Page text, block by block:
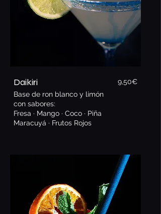
Daikiri 9,50€
Base de ron blanco y limón
con sabores:
Fresa · Mango · Coco · Piña
Maracuyá · Frutos Rojos